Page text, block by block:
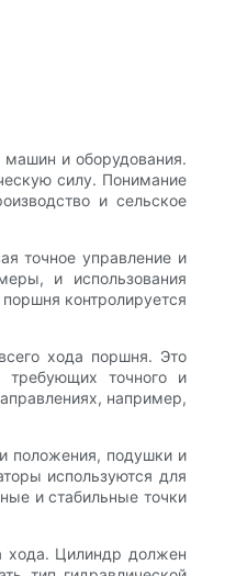
и оборудования.
силу. Понимание
и сельское
точное управление и
и использования
контролируется
хода поршня. Это
требующих точного и
например,
положения, подушки и
используются для
и стабильные точки
хода. Цилиндр должен